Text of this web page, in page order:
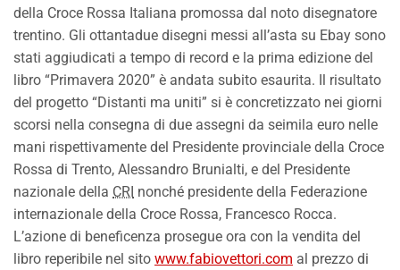
della Croce Rossa Italiana promossa dal noto disegnatore
trentino. Gli ottantadue disegni messi all’asta su Ebay sono
stati aggiudicati a tempo di record e la prima edizione del
libro “Primavera 2020” è andata subito esaurita. Il risultato
del progetto “Distanti ma uniti” si è concretizzato nei giorni
scorsi nella consegna di due assegni da seimila euro nelle
mani rispettivamente del Presidente provinciale della Croce
Rossa di Trento, Alessandro Brunialti, e del Presidente
nazionale della CRI nonché presidente della Federazione
internazionale della Croce Rossa, Francesco Rocca.
L’azione di beneficenza prosegue ora con la vendita del
libro reperibile nel sito www.fabiovettori.com al prezzo di